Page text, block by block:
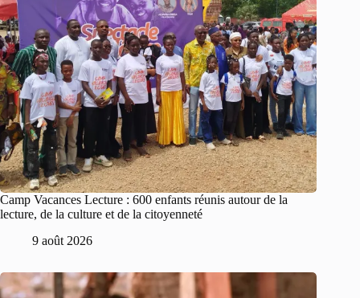
Camp Vacances Lecture : 600 enfants réunis autour de la
lecture, de la culture et de la citoyenneté
9 août 2026